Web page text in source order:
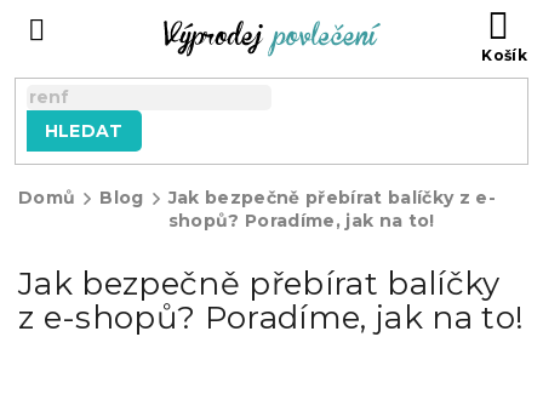
HLEDAT
Domů Blog
Jak bezpečně přebírat balíčky z e-
shopů? Poradíme, jak na to!
Jak bezpečně přebírat balíčky
z e-shopů? Poradíme, jak na to!